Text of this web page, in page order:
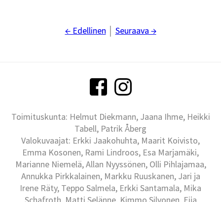
← Edellinen Seuraava →
Toimituskunta: Helmut Diekmann, Jaana Ihme, Heikki
Tabell, Patrik Åberg
Valokuvaajat: Erkki Jaakohuhta, Maarit Koivisto,
Emma Kosonen, Rami Lindroos, Esa Marjamäki,
Marianne Niemelä, Allan Nyyssönen, Olli Pihlajamaa,
Annukka Pirkkalainen, Markku Ruuskanen, Jari ja
Irene Räty, Teppo Salmela, Erkki Santamala, Mika